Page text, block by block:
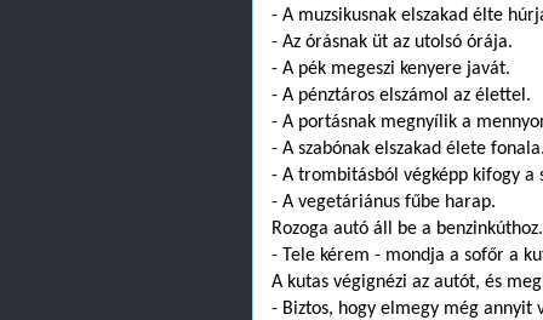
- A muzsikusnak elszakad élte
- Az órásnak üt az utolsó órája.
- A pék megeszi kenyere javát.
- A pénztáros elszámol az élettel.
- A portásnak megnyílik a
- A szabónak elszakad élete fonala.
- A trombitásból végképp kifogy a
- A vegetáriánus fűbe harap.
Rozoga autó áll be a benzinkúthoz.
- Tele kérem - mondja a sofőr a
A kutas végignézi az autót, és
- Biztos, hogy elmegy még annyit